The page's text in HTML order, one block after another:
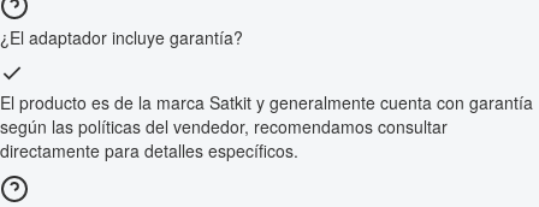
¿El adaptador incluye garantía?
El producto es de la marca Satkit y generalmente cuenta con garantía
según las políticas del vendedor, recomendamos consultar
directamente para detalles específicos.